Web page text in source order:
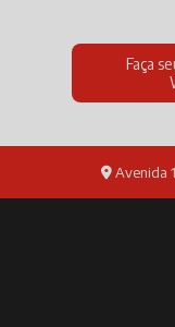
Faça
Avenida